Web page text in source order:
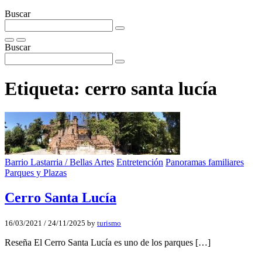
Buscar
Buscar
Etiqueta: cerro santa lucía
Barrio Lastarria / Bellas Artes Entretención Panoramas familiares
Parques y Plazas
Cerro Santa Lucí­a
16/03/2021 / 24/11/2025 by turismo
Reseña El Cerro Santa Lucía es uno de los parques […]